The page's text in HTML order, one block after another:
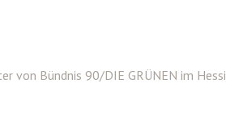
von Bündnis 90/DIE GRÜNEN im